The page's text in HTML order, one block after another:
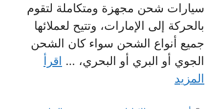
سيارات شحن مجهزة ومتكاملة لتقوم
بالحركة إلى الإمارات، وتتيح لعملائها
جميع أنواع الشحن سواء كان الشحن
الجوي أو البري أو البحري، … اقرأ
المزيد